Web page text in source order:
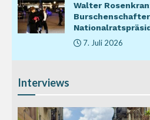
Walter
7. Juli 2026
Interviews